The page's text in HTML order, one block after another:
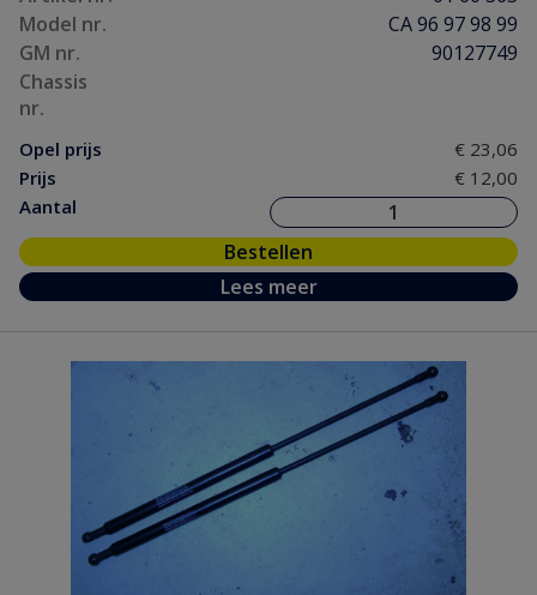
Model nr.
CA 96 97 98 99
GM nr.
90127749
Chassis
nr.
Opel prijs
€ 23,06
Prijs
€ 12,00
Aantal
Bestellen
Lees meer